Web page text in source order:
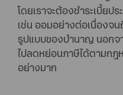
โดยเราจะต้องชำระเบี้ยป
เช่น ออมอย่างต่อเนื่องจ
รูปแบบของบำนาญ นอกจ
ไปลดหย่อนภาษีได้ตามกฎ
อย่างมาก